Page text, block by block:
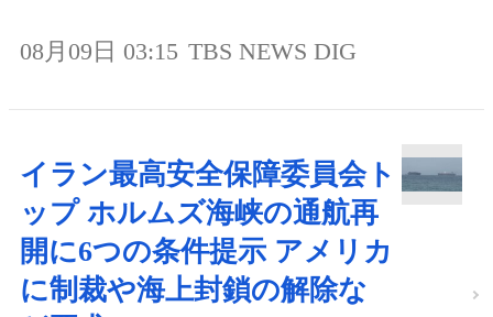
08月09日 03:15 TBS NEWS DIG
イラン最高安全保障委員会ト
ップ ホルムズ海峡の通航再
開に6つの条件提示 アメリカ
に制裁や海上封鎖の解除な